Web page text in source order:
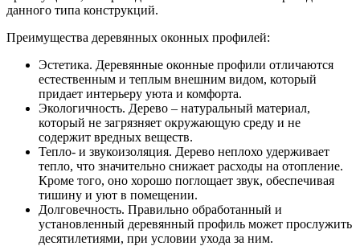
данного типа конструкций.
Преимущества деревянных оконных профилей:
Эстетика. Деревянные оконные профили отличаются
естественным и теплым внешним видом, который
придает интерьеру уюта и комфорта.
Экологичность. Дерево – натуральный материал,
который не загрязняет окружающую среду и не
содержит вредных веществ.
Тепло- и звукоизоляция. Дерево неплохо удерживает
тепло, что значительно снижает расходы на отопление.
Кроме того, оно хорошо поглощает звук, обеспечивая
тишину и уют в помещении.
Долговечность. Правильно обработанный и
установленный деревянный профиль может прослужить
десятилетиями, при условии ухода за ним.